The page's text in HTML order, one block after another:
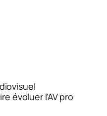
évoluer l’AV pro